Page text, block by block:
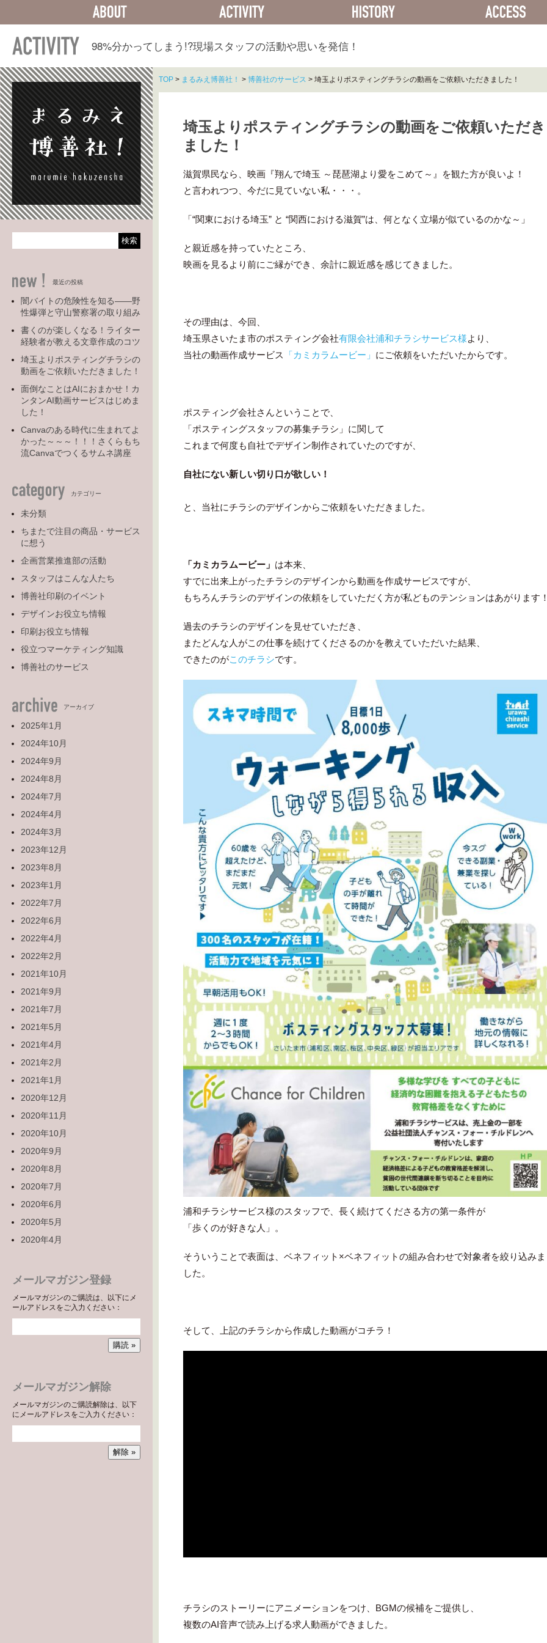
ACTIVITY
98%分かってしまう!?現場スタッフの活動や思いを発信！
最近の投稿
闇バイトの危険性を知る――野
性爆弾と守山警察署の取り組み
書くのが楽しくなる！ライター
経験者が教える文章作成のコツ
埼玉よりポスティングチラシの
動画をご依頼いただきました！
面倒なことはAIにおまかせ！カ
ンタンAI動画サービスはじめま
した！
Canvaのある時代に生まれてよ
かった～～～！！！さくらもち
流Canvaでつくるサムネ講座
カテゴリー
未分類
ちまたで注目の商品・サービス
に想う
企画営業推進部の活動
スタッフはこんな人たち
博善社印刷のイベント
デザインお役立ち情報
印刷お役立ち情報
役立つマーケティング知識
博善社のサービス
アーカイブ
2025年1月
2024年10月
2024年9月
2024年8月
2024年7月
2024年4月
2024年3月
2023年12月
2023年8月
2023年1月
2022年7月
2022年6月
2022年4月
2022年2月
2021年10月
2021年9月
2021年7月
2021年5月
2021年4月
2021年2月
2021年1月
2020年12月
2020年11月
2020年10月
2020年9月
2020年8月
2020年7月
2020年6月
2020年5月
2020年4月
メールマガジン登録
メールマガジンのご購読は、以下にメ
ールアドレスをご入力ください：
メールマガジン解除
メールマガジンのご購読解除は、以下
にメールアドレスをご入力ください：
TOP > まるみえ博善社！ > 博善社のサービス > 埼玉よりポスティングチラシの動画をご依頼いただきました！
埼玉よりポスティングチラシの動画をご依頼いただき
ました！
滋賀県民なら、映画『翔んで埼玉 ～琵琶湖より愛をこめて～』を観た方が良いよ！
と言われつつ、今だに見ていない私・・・。
「“関東における埼玉” と “関西における滋賀”は、何となく立場が似ているのかな～」
と親近感を持っていたところ、
映画を見るより前にご縁ができ、余計に親近感を感じてきました。
その理由は、今回、
埼玉県さいたま市のポスティング会社有限会社浦和チラシサービス様より、
当社の動画作成サービス
「カミカラムービー」 にご依頼をいただいたからです。
ポスティング会社さんということで、
「ポスティングスタッフの募集チラシ」に関して
これまで何度も自社でデザイン制作されていたのですが、
自社にない新しい切り口が欲しい！
と、当社にチラシのデザインからご依頼をいただきました。
「カミカラムービー」 は本来、
すでに出来上がったチラシのデザインから動画を作成サービスですが、
もちろんチラシのデザインの依頼をしていただく方が私どものテンションはあがります
過去のチラシのデザインを見せていただき、
またどんな人がこの仕事を続けてくださるのかを教えていただいた結果、
できたのがこのチラシです。
浦和チラシサービス様のスタッフで、長く続けてくださる方の第一条件が
「歩くのが好きな人」。
そういうことで表面は、ベネフィット×ベネフィットの組み合わせで対象者を絞り込みま
した。
そして、上記のチラシから作成した動画がコチラ！
チラシのストーリーにアニメーションをつけ、BGMの候補をご提供し、
複数のAI音声で読み上げる求人動画ができました。